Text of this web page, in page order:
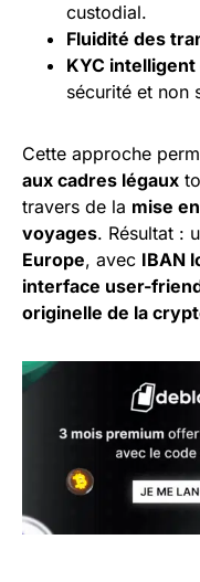
custodial.
Fluidité des
KYC intelligent
sécurité et non
Cette approche
aux cadres légaux
travers de la mise
voyages. Résultat :
Europe, avec IBAN
interface user-
originelle de la